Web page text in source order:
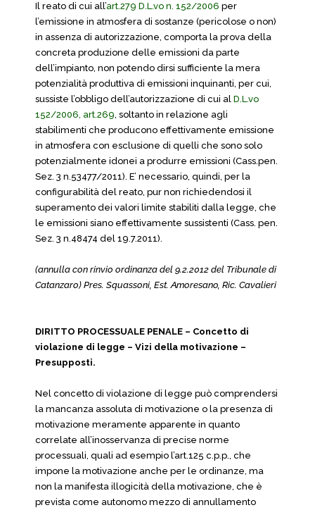
Il reato di cui all’art.279 D.L.vo n. 152/2006 per
l’emissione in atmosfera di sostanze (pericolose o non)
in assenza di autorizzazione, comporta la prova della
concreta produzione delle emissioni da parte
dell’impianto, non potendo dirsi sufficiente la mera
potenzialità produttiva di emissioni inquinanti, per cui,
sussiste l’obbligo dell’autorizzazione di cui al D.L.vo
152/2006, art.269, soltanto in relazione agli
stabilimenti che producono effettivamente emissione
in atmosfera con esclusione di quelli che sono solo
potenzialmente idonei a produrre emissioni (Cass.pen.
Sez. 3 n.53477/2011). E’ necessario, quindi, per la
configurabilità del reato, pur non richiedendosi il
superamento dei valori limite stabiliti dalla legge, che
le emissioni siano effettivamente sussistenti (Cass. pen.
Sez. 3 n.48474 del 19.7.2011).
(annulla con rinvio ordinanza del 9.2.2012 del Tribunale di
Catanzaro) Pres. Squassoni, Est. Amoresano, Ric. Cavalieri
DIRITTO PROCESSUALE PENALE – Concetto di
violazione di legge – Vizi della motivazione –
Presupposti.
Nel concetto di violazione di legge può comprendersi
la mancanza assoluta di motivazione o la presenza di
motivazione meramente apparente in quanto
correlate all’inosservanza di precise norme
processuali, quali ad esempio l’art.125 c.p.p., che
impone la motivazione anche per le ordinanze, ma
non la manifesta illogicità della motivazione, che è
prevista come autonomo mezzo di annullamento